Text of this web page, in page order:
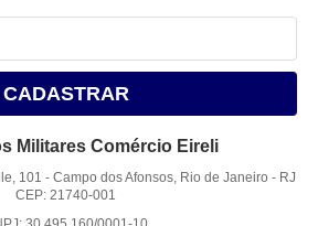
CADASTRAR
Militares Comércio Eireli
101 -Campo dos Afonsos, Rio de Janeiro - RJ
CEP: 21740-001